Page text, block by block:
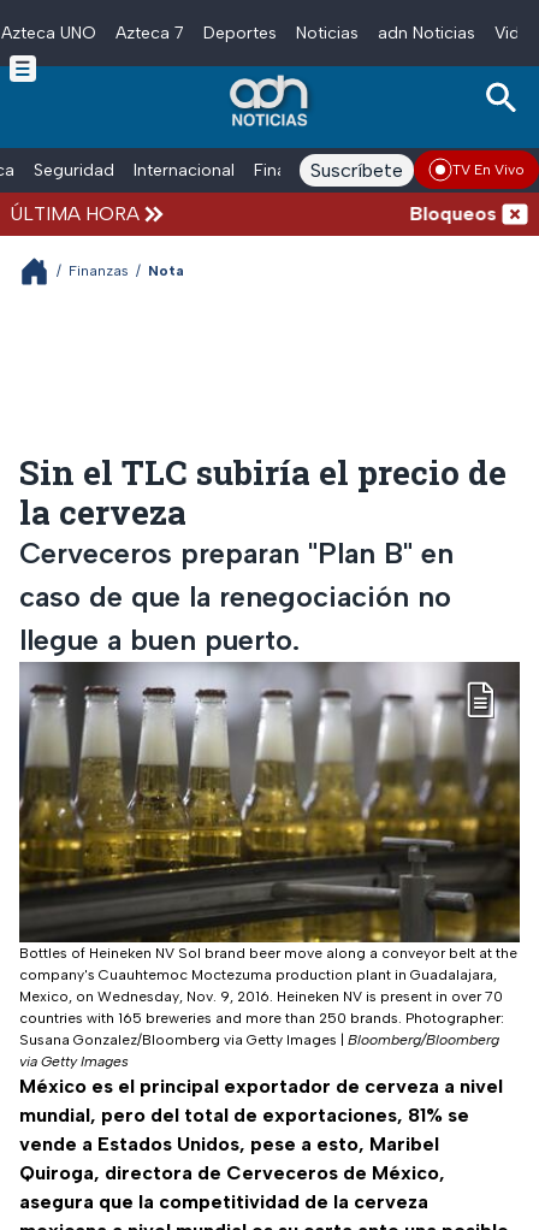
Skip to main content
Azteca UNO Azteca 7 Deportes Noticias adn Noticias
Seguridad Internacional Finanzas adn Noticias Radio
Suscríbete TV En Vivo
ÚLTIMA HORA Bloqueos y
/ Finanzas / Nota
Sin el TLC subiría el precio de
la cerveza
Cerveceros preparan "Plan B" en
caso de que la renegociación no
llegue a buen puerto.
Bottles of Heineken NV Sol brand beer move along a conveyor belt at the
company's Cuauhtemoc Moctezuma production plant in Guadalajara,
Mexico, on Wednesday, Nov. 9, 2016. Heineken NV is present in over 70
countries with 165 breweries and more than 250 brands. Photographer:
Susana Gonzalez/Bloomberg via Getty Images
Bloomberg/Bloomberg
via Getty Images
México es el principal exportador de cerveza a nivel
mundial, pero del total de exportaciones, 81% se
vende a Estados Unidos, pese a esto, Maribel
Quiroga, directora de Cerveceros de México,
asegura que la competitividad de la cerveza